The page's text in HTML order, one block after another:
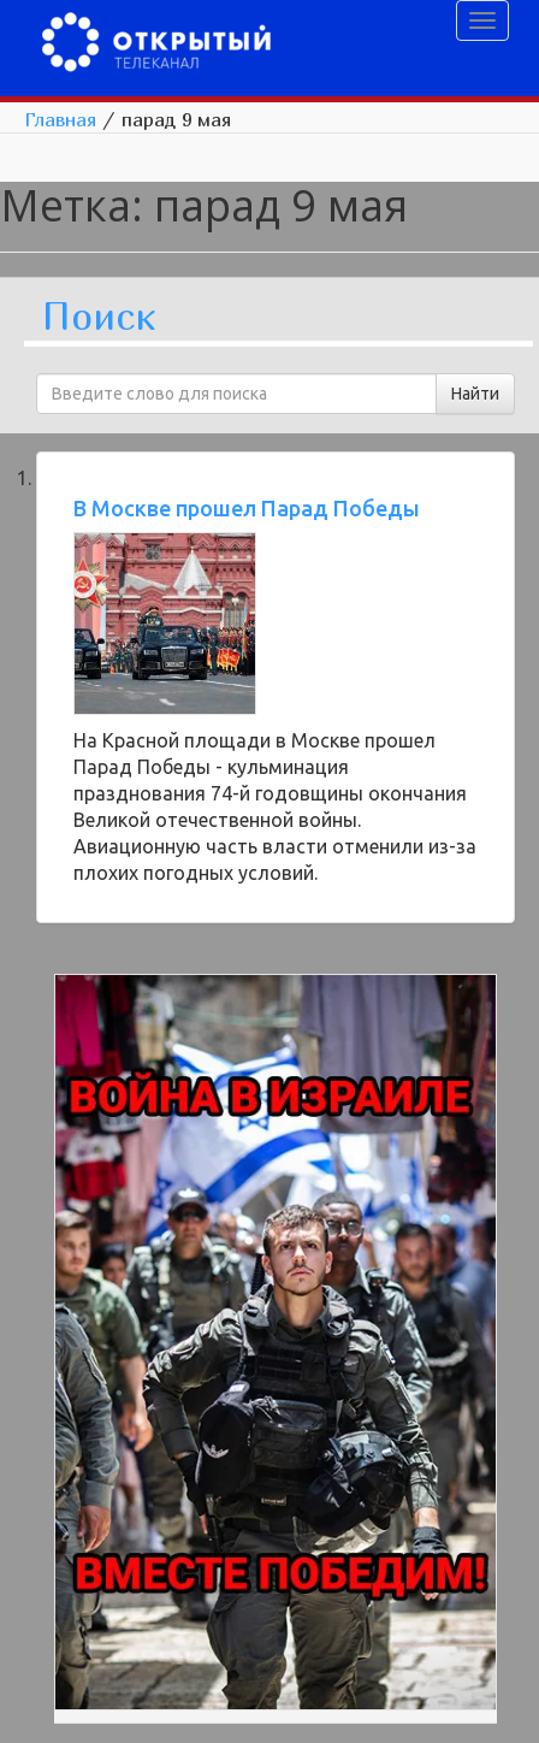
Главная / парад 9 мая
Метка: парад 9 мая
Поиск
В Москве прошел Парад Победы
На Красной площади в Москве прошел
Парад Победы - кульминация
празднования 74-й годовщины окончания
Великой отечественной войны.
Авиационную часть власти отменили из-за
плохих погодных условий.